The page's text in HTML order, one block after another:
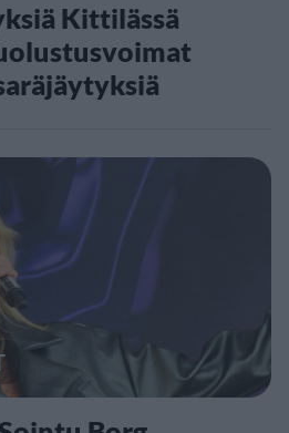
Kittilässä